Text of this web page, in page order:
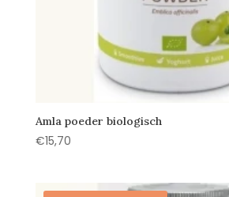
Amla poeder biologisch
€15,70